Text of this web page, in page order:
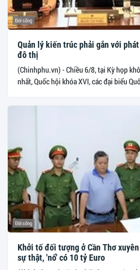
Đời sống
Quản lý kiến trúc phải gắn với
đô thị
(Chinhphu.vn) - Chiều 6/8, tại Kỳ họp
nhất, Quốc hội khóa XVI, các đại biểu
Đời sống
Khởi tố đối tượng ở Cần Thơ
sự thật, 'nổ' có 10 tỷ Euro